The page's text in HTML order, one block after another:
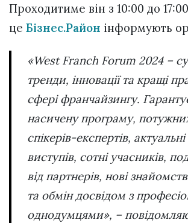
Проходитиме він з 10:00 до
це Бізнес.Район інформують
«West Franch Forum 2024 – сучасні
тренди, інновації та кращі
сфері франчайзингу.
насичену програму,
спікерів-експертів,
виступів, сотні учасників,
від партнерів, нові
та обмін досвідом з
однодумцями», –